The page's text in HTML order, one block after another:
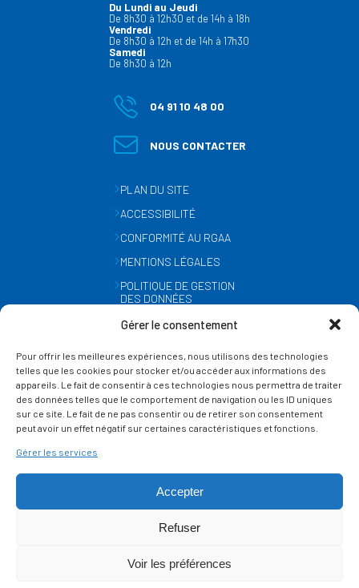
Gérer le consentement
Pour offrir les meilleures expériences, nous utilisons des technologies
telles que les cookies pour stocker et/ou accéder aux informations des
appareils. Le fait de consentir à ces technologies nous permettra de traiter
des données telles que le comportement de navigation ou les ID uniques
sur ce site. Le fait de ne pas consentir ou de retirer son consentement
peut avoir un effet négatif sur certaines caractéristiques et fonctions.
Gérer les services
Accepter
Refuser
Voir les préférences
Du Lundi au Jeudi
De 8h30 à 12h30 et de 14h à 18h
Vendredi
De 8h30 à 12h et de 14h à 17h30
Samedi
De 8h30 à 12h
04 91 10 48 00
NOUS CONTACTER
PLAN DU SITE
ACCESSIBILITÉ
CONFORMITÉ AU RGAA
MENTIONS LÉGALES
POLITIQUE DE GESTION
DES DONNÉES
GESTION DES COOKIES
SUIVEZ-NOUS
SUR LES RÉSEAUX
Ce site est protégé par reCAPTCHA et lapolitique de vie privée
service Google s'appliquent.